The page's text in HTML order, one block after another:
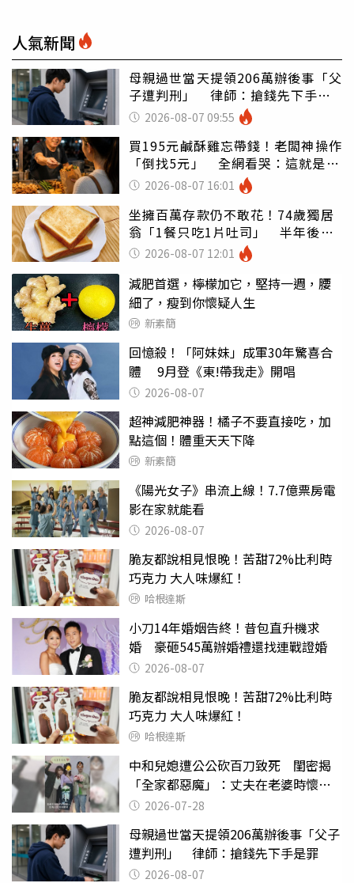
人氣新聞
母親過世當天提領206萬辦後事「父
子遭判刑」 律師：搶錢先下手是
罪 2026-08-07 09:55
買195元鹹酥雞忘帶錢！老闆神操作
「倒找5元」 全網看哭：這就是台
灣 2026-08-07 16:01
坐擁百萬存款仍不敢花！74歲獨居
翁「1餐只吃1片吐司」 半年後暴
瘦嚇壞女兒
2026-08-07 12:01
減肥首選，檸檬加它，堅持一週，腰
細了，瘦到你懷疑人生
新素簡
回憶殺！「阿妹妹」成軍30年驚喜合
體 9月登《東!帶我走》開唱
2026-08-07
超神減肥神器！橘子不要直接吃，加
點這個！體重天天下降
新素簡
《陽光女子》串流上線！7.7億票房電
影在家就能看
2026-08-07
脆友都說相見恨晚！苦甜72%比利時
巧克力 大人味爆紅！
哈根達斯
小刀14年婚姻告終！昔包直升機求
婚 豪砸545萬辦婚禮還找連戰證婚
2026-08-07
脆友都說相見恨晚！苦甜72%比利時
巧克力 大人味爆紅！
哈根達斯
中和兒媳遭公公砍百刀致死 閨密揭
「全家都惡魔」：丈夫在老婆時懷孕
摔東西
2026-07-28
母親過世當天提領206萬辦後事「父子
遭判刑」 律師：搶錢先下手是罪
2026-08-07